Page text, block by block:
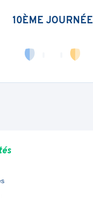
10ÈME JOURNÉE